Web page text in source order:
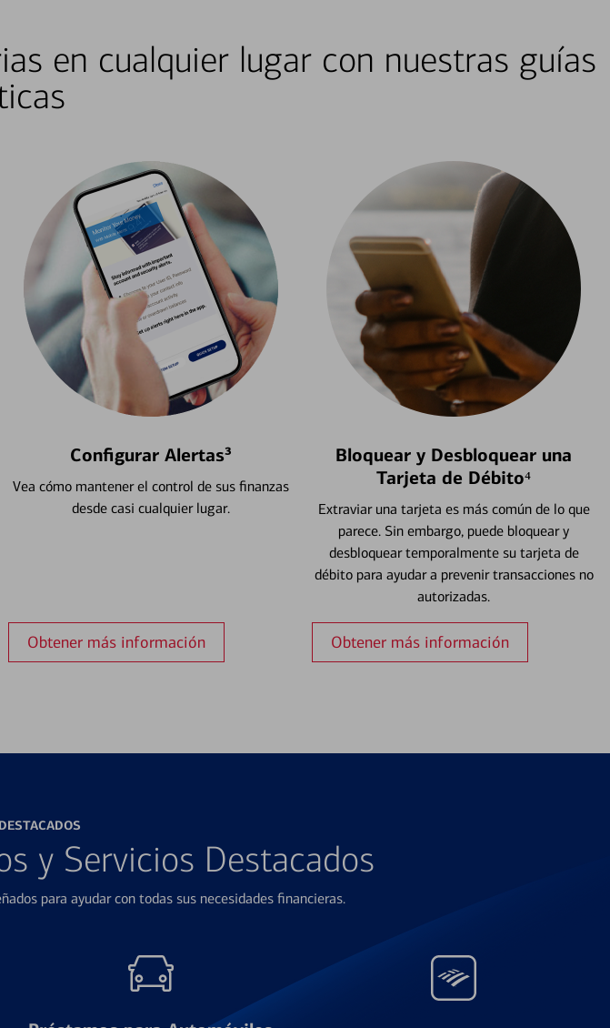
en cualquier lugar con nuestras guías
Configurar Alertas³
Vea cómo mantener el control de sus finanzas
desde casi cualquier lugar.
Obtener más información
Bloquear y Desbloquear una
Tarjeta de Débito⁴
Extraviar una tarjeta es más común de lo que
parece. Sin embargo, puede bloquear y
desbloquear temporalmente su tarjeta de
débito para ayudar a prevenir transacciones no
autorizadas.
Obtener más información
y Servicios Destacados
para ayudar con todas sus necesidades financieras.